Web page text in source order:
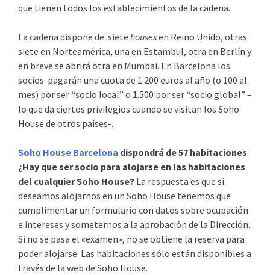
que tienen todos los establecimientos de la cadena.
La cadena dispone de siete housesen Reino Unido, otras
siete en Norteamérica, una en Estambul, otra en Berlín y
en breve se abrirá otra en Mumbai. En Barcelona los
socios pagarán una cuota de 1.200 euros al año (o 100 al
mes) por ser “socio local” o 1.500 por ser “socio global” –
lo que da ciertos privilegios cuando se visitan los Soho
House de otros países-.
Soho House Barcelona dispondrá de 57 habitaciones
¿Hay que ser socio para alojarse en las habitaciones
del cualquier Soho House? La respuesta es que si
deseamos alojarnos en un Soho House tenemos que
cumplimentar un formulario con datos sobre ocupación
e intereses y someternos a la aprobación de la Dirección.
Si no se pasa el «examen», no se obtiene la reserva para
poder alojarse. Las habitaciones sólo están disponibles a
través de la web de Soho House.